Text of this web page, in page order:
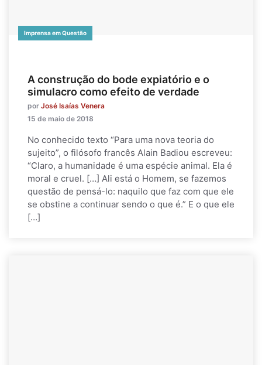
Imprensa em Questão
A construção do bode expiatório e o
simulacro como efeito de verdade
por José Isaías Venera
15 de maio de 2018
No conhecido texto “Para uma nova teoria do
sujeito”, o filósofo francês Alain Badiou escreveu:
“Claro, a humanidade é uma espécie animal. Ela é
moral e cruel. […] Ali está o Homem, se fazemos
questão de pensá-lo: naquilo que faz com que ele
se obstine a continuar sendo o que é.” E o que ele
[…]